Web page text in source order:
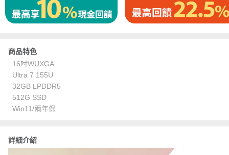
商品特色
16吋WUXGA
Ultra 7 155U
32GB LPDDR5
512G SSD
Win11/兩年保
詳細介紹